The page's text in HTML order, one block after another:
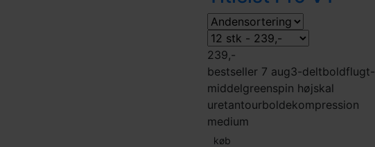
239,-
bestseller 7 aug3-deltboldflugt-
middelgreenspin højskal
uretantourboldekompression
medium
køb